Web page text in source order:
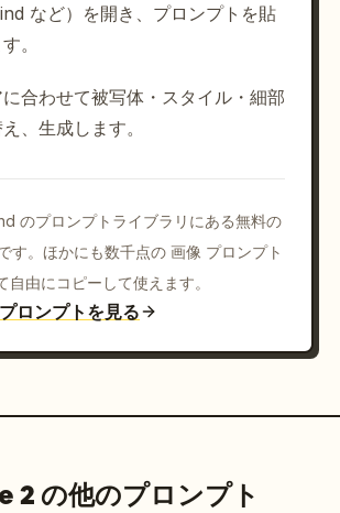
など）を開き、プロンプトを貼
。
合わせて被写体・スタイル・細部
、生成します。
のプロンプトライブラリにある無料の
す。ほかにも数千点の 画像 プロンプト
自由にコピーして使えます。
ロンプトを見る
2 の他のプロンプト